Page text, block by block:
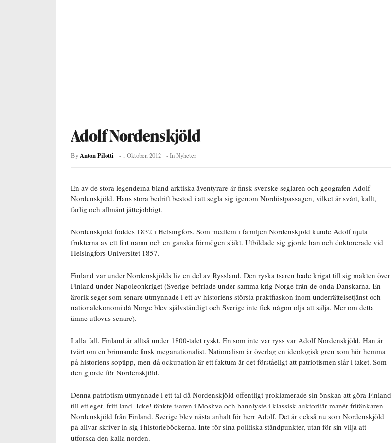
Adolf Nordenskjöld
By Anton Pilotti - 1 Oktober, 2012 - InNyheter
En av de stora legenderna bland arktiska äventyrare är finsk-svenske seglaren och geografen Adolf
Nordenskjöld. Hans stora bedrift bestod i att segla sig igenom Nordöstpassagen, vilket är svårt, kallt,
farlig och allmänt jättejobbigt.
Nordenskjöld föddes 1832 i Helsingfors. Som medlem i familjen Nordenskjöld kunde Adolf njuta
frukterna av ett fint namn och en ganska förmögen släkt. Utbildade sig gjorde han och doktorerade vid
Helsingfors Universitet 1857.
Finland var under Nordenskjölds liv en del av Ryssland. Den ryska tsaren hade krigat till sig makten över
Finland under Napoleonkriget (Sverige befriade under samma krig Norge från de onda Danskarna. En
ärorik seger som senare utmynnade i ett av historiens största praktfiaskon inom underrättelsetjänst och
nationalekonomi då Norge blev självständigt och Sverige inte fick någon olja att sälja. Mer om detta
ämne utlovas senare).
I alla fall. Finland är alltså under 1800-talet ryskt. En som inte var ryss var Adolf Nordenskjöld. Han är
tvärt om en brinnande finsk meganationalist. Nationalism är överlag en ideologisk gren som hör hemma
på historiens soptipp, men då ockupation är ett faktum är det förståeligt att patriotismen slår i taket. Som
den gjorde för Nordenskjöld.
Denna patriotism utmynnade i ett tal då Nordenskjöld offentligt proklamerade sin önskan att göra Finland
till ett eget, fritt land. Icke! tänkte tsaren i Moskva och bannlyste i klassisk auktoritär manér fritänkaren
Nordenskjöld från Finland. Sverige blev nästa anhalt för herr Adolf. Det är också nu som Nordenskjöld
på allvar skriver in sig i historieböckerna. Inte för sina politiska ståndpunkter, utan för sin vilja att
utforska den kalla norden.